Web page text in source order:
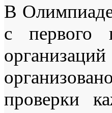
В
с первого
проверки